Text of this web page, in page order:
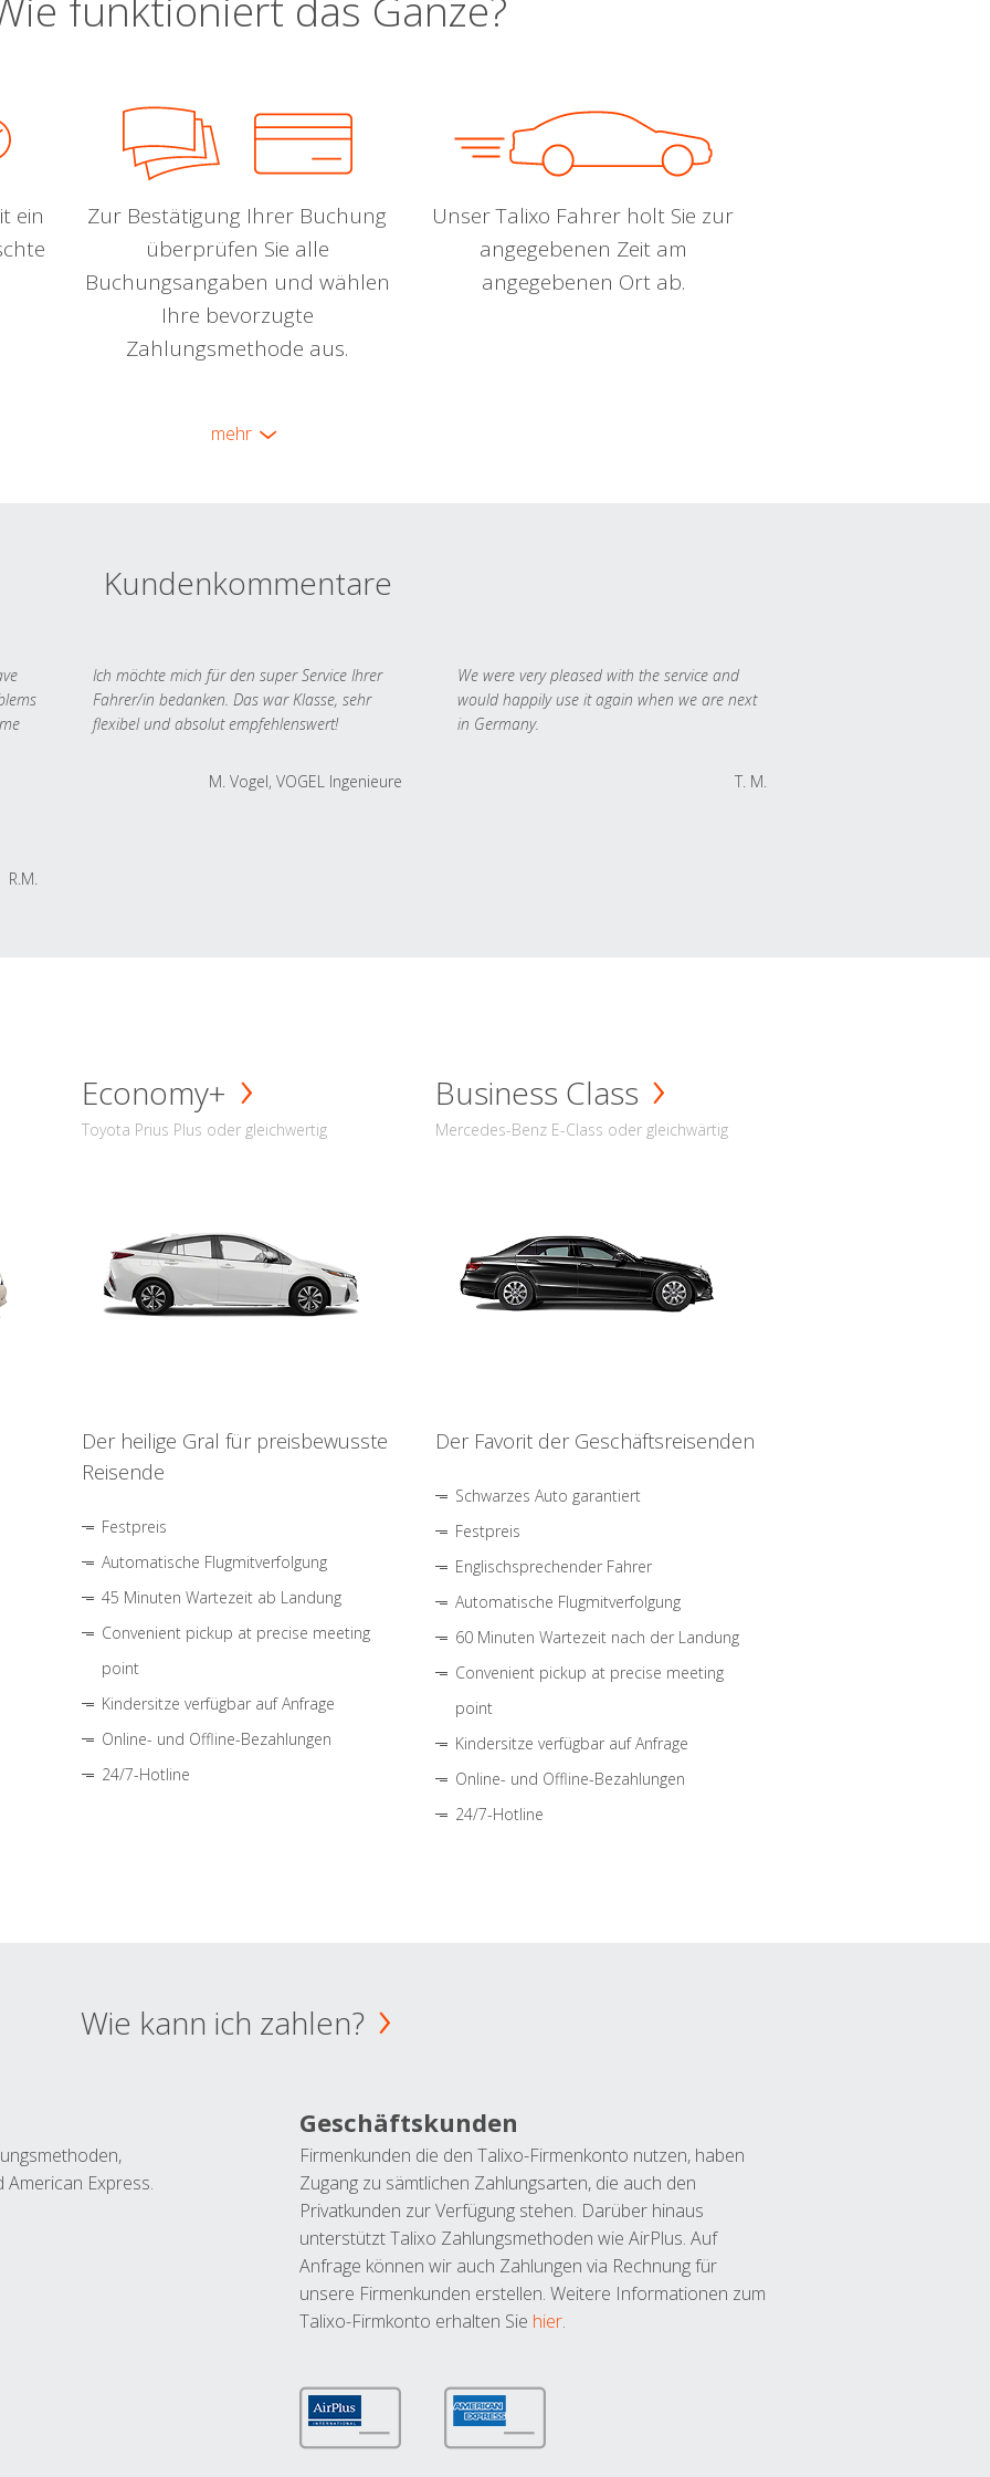
ein
Zur Bestätigung Ihrer Buchung
überprüfen Sie alle
Buchungsangaben und wählen
Ihre bevorzugte
Zahlungsmethode aus.
Unser Talixo Fahrer holt Sie zur
angegebenen Zeit am
angegebenen Ort ab.
mehr
Kundenkommentare
R.M.
Ich möchte mich für den super Service Ihrer
Fahrer/in bedanken. Das war Klasse, sehr
flexibel und absolut empfehlenswert!
M. Vogel, VOGEL Ingenieure
We were very pleased with the service and
would happily use it again when we are next
in Germany.
T. M.
Economy+
Toyota Prius Plus oder gleichwertig
Der heilige Gral für preisbewusste
Reisende
Festpreis
Automatische Flugmitverfolgung
45 Minuten Wartezeit ab Landung
Convenient pickup at precise meeting
point
Kindersitze verfügbar auf Anfrage
Online- und Offline-Bezahlungen
24/7-Hotline
Business Class
Mercedes-Benz E-Class oder gleichwärtig
Der Favorit der Geschäftsreisenden
Schwarzes Auto garantiert
Festpreis
Englischsprechender Fahrer
Automatische Flugmitverfolgung
60 Minuten Wartezeit nach der Landung
Convenient pickup at precise meeting
point
Kindersitze verfügbar auf Anfrage
Online- und Offline-Bezahlungen
24/7-Hotline
Wie kann ich zahlen?
American Express.
Geschäftskunden
Firmenkunden die den Talixo-Firmenkonto nutzen, haben
Zugang zu sämtlichen Zahlungsarten, die auch den
Privatkunden zur Verfügung stehen. Darüber hinaus
unterstützt Talixo Zahlungsmethoden wie AirPlus. Auf
Anfrage können wir auch Zahlungen via Rechnung für
unsere Firmenkunden erstellen. Weitere Informationen zum
Talixo-Firmkonto erhalten Sie hier.